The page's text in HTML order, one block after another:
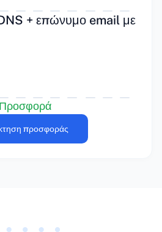
+ επώνυμο email με
Προσφορά
προσφοράς